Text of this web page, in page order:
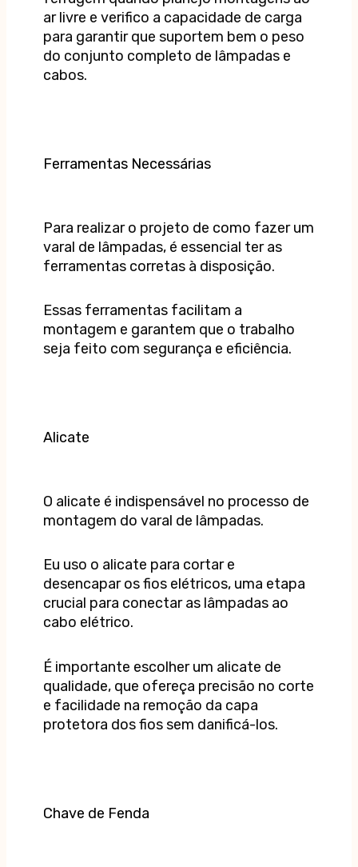
ar livre e verifico a capacidade de carga
para garantir que suportem bem o peso
do conjunto completo de lâmpadas e
cabos.
Ferramentas Necessárias
Para realizar o projeto de como fazer um
varal de lâmpadas, é essencial ter as
ferramentas corretas à disposição.
Essas ferramentas facilitam a
montagem e garantem que o trabalho
seja feito com segurança e eficiência.
Alicate
O alicate é indispensável no processo de
montagem do varal de lâmpadas.
Eu uso o alicate para cortar e
desencapar os fios elétricos, uma etapa
crucial para conectar as lâmpadas ao
cabo elétrico.
É importante escolher um alicate de
qualidade, que ofereça precisão no corte
e facilidade na remoção da capa
protetora dos fios sem danificá-los.
Chave de Fenda